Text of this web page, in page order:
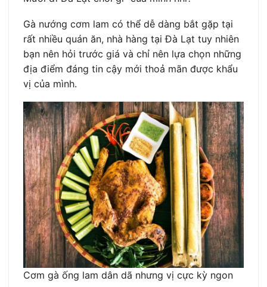
Gà nướng cơm lam có thể dễ dàng bắt gặp tại
rất nhiều quán ăn, nhà hàng tại Đà Lạt tuy nhiên
bạn nên hỏi trước giá và chỉ nên lựa chọn những
địa điểm đáng tin cậy mới thoả mãn được khẩu
vị của mình.
Cơm gà ống lam dân dã nhưng vị cực kỳ ngon